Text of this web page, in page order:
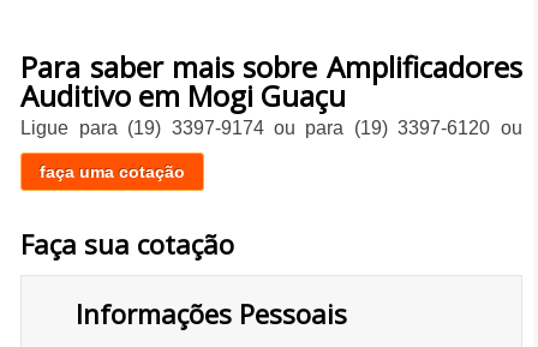
Para saber mais sobre Amplificadores
Auditivo em Mogi Guaçu
Ligue para (19) 3397-9174ou para (19) 3397-6120 ou
faça uma cotação
Faça sua cotação
Informações Pessoais